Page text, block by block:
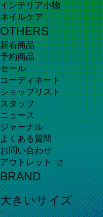
インテリア小物
ネイルケア
OTHERS
新着商品
予約商品
セール
コーディネート
ショップリスト
スタッフ
ニュース
ジャーナル
よくある質問
お問い合わせ
アウトレット
BRAND
大きいサイズ